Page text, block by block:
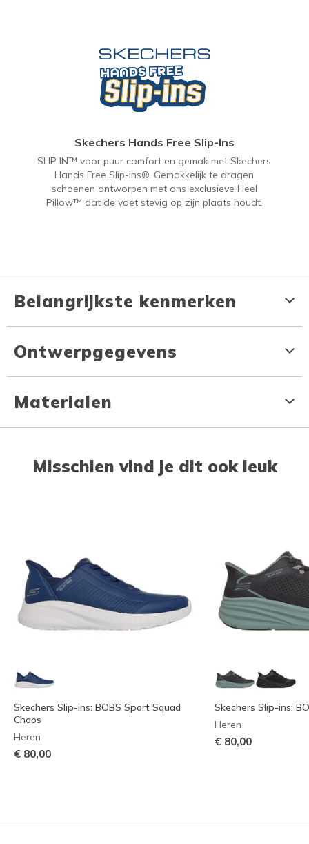
Skechers Hands Free Slip-Ins
SLIP IN™ voor puur comfort en gemak met Skechers
Hands Free Slip-ins®. Gemakkelijk te dragen
schoenen ontworpen met ons exclusieve Heel
Pillow™ dat de voet stevig op zijn plaats houdt.
Belangrijkste kenmerken
Ontwerpgegevens
Materialen
Misschien vind je dit ook leuk
Skechers Slip-ins: BOBS Sport Squad
Chaos
Heren
€ 80,00
Skechers Slip-ins:
Heren
€ 80,00